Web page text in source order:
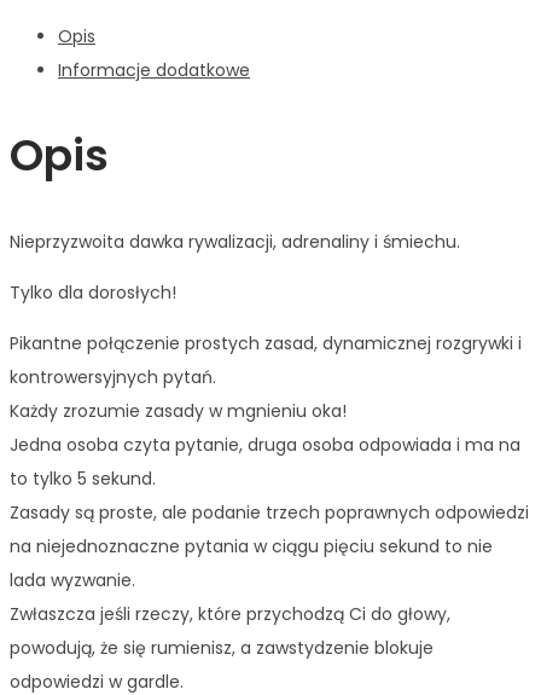
Opis
Informacje dodatkowe
Opis
Nieprzyzwoita dawka rywalizacji, adrenaliny i śmiechu.
Tylko dla dorosłych!
Pikantne połączenie prostych zasad, dynamicznej rozgrywki i
kontrowersyjnych pytań.
Każdy zrozumie zasady w mgnieniu oka!
Jedna osoba czyta pytanie, druga osoba odpowiada i ma na
to tylko 5 sekund.
Zasady są proste, ale podanie trzech poprawnych odpowiedzi
na niejednoznaczne pytania w ciągu pięciu sekund to nie
lada wyzwanie.
Zwłaszcza jeśli rzeczy, które przychodzą Ci do głowy,
powodują, że się rumienisz, a zawstydzenie blokuje
odpowiedzi w gardle.